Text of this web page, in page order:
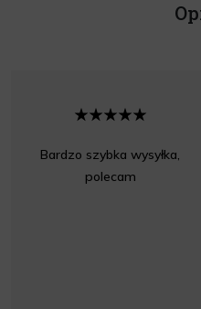
Bardzo szybka wysyłka,
polecam